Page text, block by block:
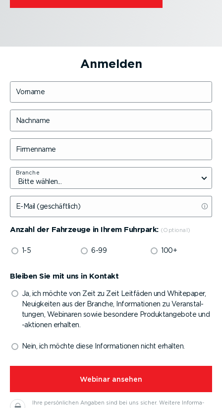
Anmelden
Vorname
Nachname
Firmenname
Branche
E-Mail (geschäftlich)
Anzahl der Fahrzeuge in Ihrem Fuhrpark:
1-5 6-99 100+
Bleiben Sie mit uns in Kontakt
Ja, ich möchte von Zeit zu Zeit Leitfäden und Whitepaper,
Neuigkeiten aus der Branche, Infor­ma­tionen zu Veran­stal­
tungen, Webinaren sowie besondere Produkt­an­gebote und
-aktionen erhalten.
Nein, ich möchte diese Infor­ma­tionen nicht erhalten.
⁠Webinar ansehen
Ihre persön­lichen Angaben sind bei uns sicher. Weitere Infor­ma­